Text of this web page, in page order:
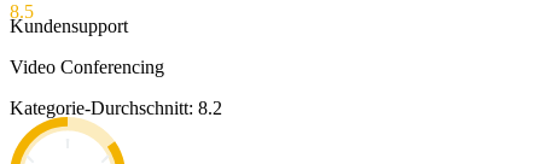
8.5
Kundensupport
Video Conferencing
Kategorie-Durchschnitt: 8.2